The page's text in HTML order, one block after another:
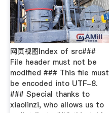
网页视图Index of src###
File header must not be
modified ### This file must
be encoded into UTF-8.
### Special thanks to
xiaolinzi, who allows us to